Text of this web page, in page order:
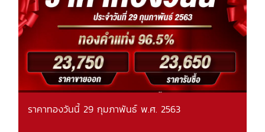
ราคาทองวันนี้ 29 กุมภาพันธ์ พ.ศ. 2563